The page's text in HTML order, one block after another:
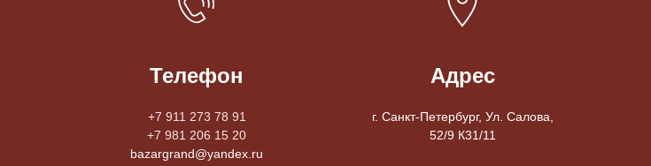
Телефон
+7 911 273 78 91
+7 981 206 15 20
bazargrand@yandex.ru
Адрес
г. Санкт-Петербург, Ул. Салова,
52/9 К31/11